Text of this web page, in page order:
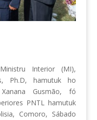
Interior (MI),
Ph.D, hamutuk ho
Gusmão, fó
PNTL hamutuk
Comoro, Sábado